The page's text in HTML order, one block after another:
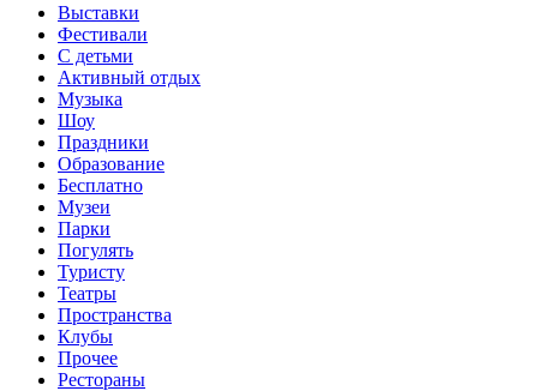
Выставки
Фестивали
С детьми
Активный отдых
Музыка
Шоу
Праздники
Образование
Бесплатно
Музеи
Парки
Погулять
Туристу
Театры
Пространства
Клубы
Прочее
Рестораны